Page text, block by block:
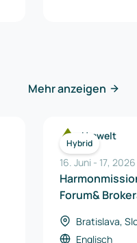
Mehr anzeigen
Hybrid
Umwelt
16. Juni - 17, 2026
Forum&
Bratislava,
Englisch